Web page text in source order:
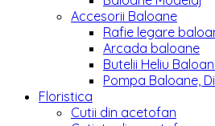
Accesorii Baloane
Rafie legare
Arcada baloane
Butelii Heliu
Pompa Baloane,
Floristica
Cutii din acetofan